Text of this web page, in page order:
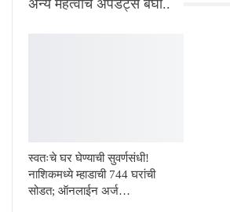
अन्य महत्वाचे अपडेट्स बघा..
स्वतःचे घर घेण्याची सुवर्णसंधी!
नाशिकमध्ये म्हाडाची 744 घरांची
सोडत; ऑनलाईन अर्ज…